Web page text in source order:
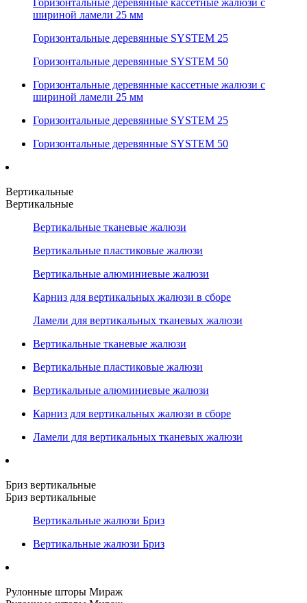
Горизонтальные деревянные кассетные жалюзи с
шириной ламели 25 мм
Горизонтальные деревянные SYSTEM 25
Горизонтальные деревянные SYSTEM 50
Горизонтальные деревянные кассетные жалюзи с
шириной ламели 25 мм
Горизонтальные деревянные SYSTEM 25
Горизонтальные деревянные SYSTEM 50
Вертикальные
Вертикальные
Вертикальные тканевые жалюзи
Вертикальные пластиковые жалюзи
Вертикальные алюминиевые жалюзи
Карниз для вертикальных жалюзи в сборе
Ламели для вертикальных тканевых жалюзи
Вертикальные тканевые жалюзи
Вертикальные пластиковые жалюзи
Вертикальные алюминиевые жалюзи
Карниз для вертикальных жалюзи в сборе
Ламели для вертикальных тканевых жалюзи
Бриз вертикальные
Бриз вертикальные
Вертикальные жалюзи Бриз
Вертикальные жалюзи Бриз
Рулонные шторы Мираж